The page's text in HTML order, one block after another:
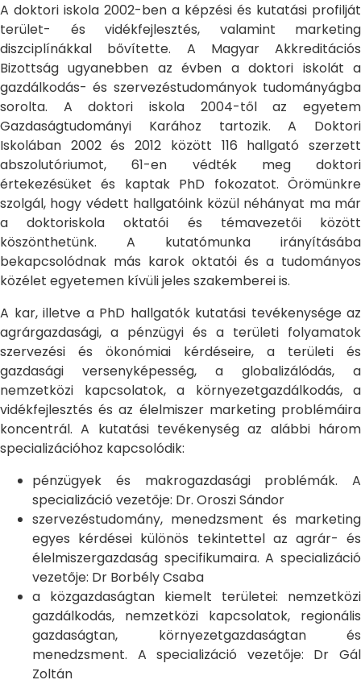
A doktori iskola 2002-ben a képzési és kutatási profilját
terület- és vidékfejlesztés, valamint marketing
diszciplínákkal bővítette. A Magyar Akkreditációs
Bizottság ugyanebben az évben a doktori iskolát a
gazdálkodás- és szervezéstudományok tudományágba
sorolta. A doktori iskola 2004-től az egyetem
Gazdaságtudományi Karához tartozik. A Doktori
Iskolában 2002 és 2012 között 116 hallgató szerzett
abszolutóriumot, 61-en védték meg doktori
értekezésüket és kaptak PhD fokozatot. Örömünkre
szolgál, hogy védett hallgatóink közül néhányat ma már
a doktoriskola oktatói és témavezetői között
köszönthetünk. A kutatómunka irányításába
bekapcsolódnak más karok oktatói és a tudományos
közélet egyetemen kívüli jeles szakemberei is.
A kar, illetve a PhD hallgatók kutatási tevékenysége az
agrárgazdasági, a pénzügyi és a területi folyamatok
szervezési és ökonómiai kérdéseire, a területi és
gazdasági versenyképesség, a globalizálódás, a
nemzetközi kapcsolatok, a környezetgazdálkodás, a
vidékfejlesztés és az élelmiszer marketing problémáira
koncentrál. A kutatási tevékenység az alábbi három
specializációhoz kapcsolódik:
pénzügyek és makrogazdasági problémák. A
specializáció vezetője: Dr. Oroszi Sándor
szervezéstudomány, menedzsment és marketing
egyes kérdései különös tekintettel az agrár- és
élelmiszergazdaság specifikumaira. A specializáció
vezetője: Dr Borbély Csaba
a közgazdaságtan kiemelt területei: nemzetközi
gazdálkodás, nemzetközi kapcsolatok, regionális
gazdaságtan, környezetgazdaságtan és
menedzsment. A specializáció vezetője: Dr Gál
Zoltán